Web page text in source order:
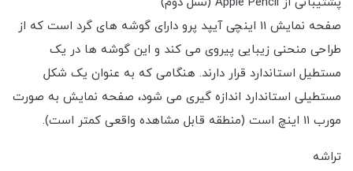
صفحه نمایش 11 اینچی آیپد پرو دارای گوشه های گرد است که از
طراحی منحنی زیبایی پیروی می کند و این گوشه ها در یک
مستطیل استاندارد قرار دارند. هنگامی که به عنوان یک شکل
مستطیلی استاندارد اندازه گیری می شود، صفحه نمایش به صورت
مورب 11 اینچ است (منطقه قابل مشاهده واقعی کمتر است).
تراشه